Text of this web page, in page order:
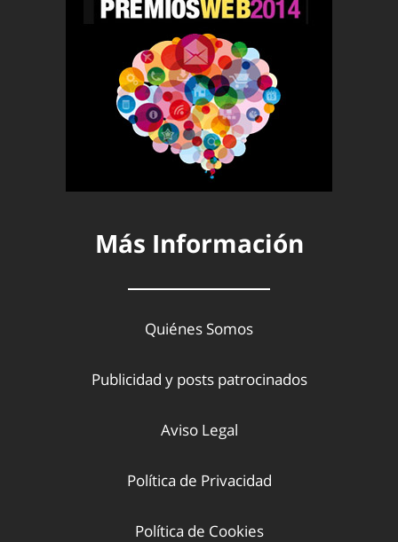
Más Información
Quiénes Somos
Publicidad y posts patrocinados
Aviso Legal
Política de Privacidad
Política de Cookies